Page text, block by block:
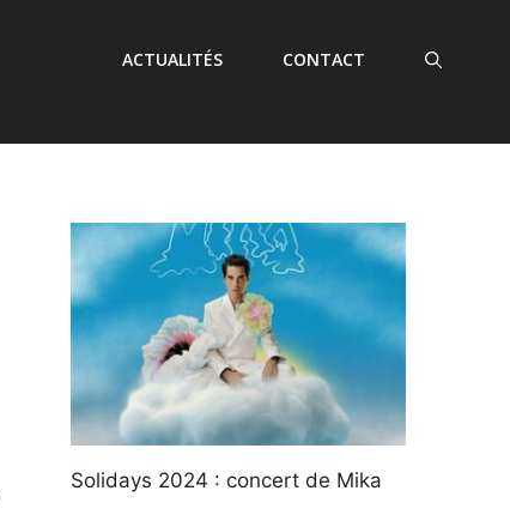
ACTUALITÉS CONTACT
Solidays 2024 : concert de Mika